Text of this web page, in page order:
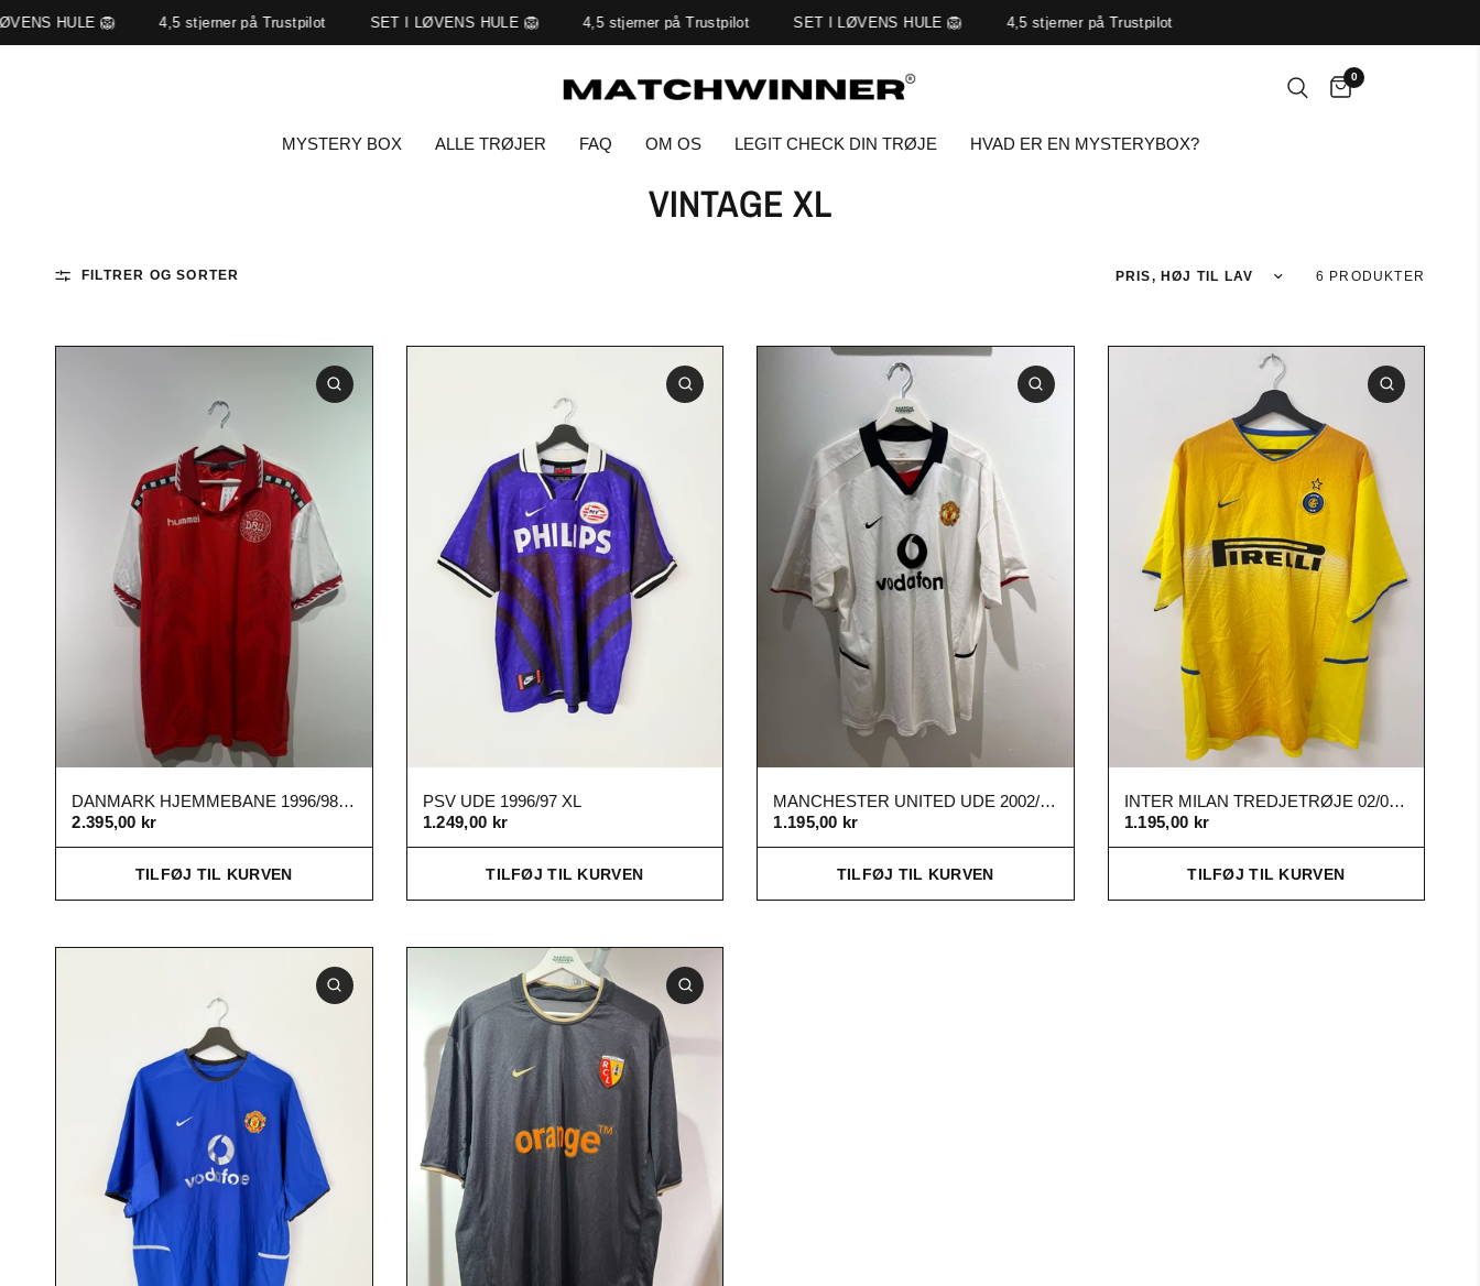
HULE 🦁 4,5 stjerner på Trustpilot SET I LØVENS HULE 🦁 4,5 stjerner på Trustpilot SET I LØVENS HULE 🦁 4,5 stjerner på Trustpilot
0
MYSTERY BOX ALLE TRØJER FAQ OM OS LEGIT CHECK DIN TRØJE HVAD ER EN MYSTERYBOX?
VINTAGE XL
FILTRER OG SORTER Sortér efter 6 PRODUKTER
DANMARK HJEMMEBANE 1996/98 XL
2.395,00 kr
TILFØJ TIL KURVEN
PSV UDE 1996/97 XL
1.249,00 kr
TILFØJ TIL KURVEN
MANCHESTER UNITED UDE 2002/04 XL
1.195,00 kr
TILFØJ TIL KURVEN
INTER MILAN TREDJETRØJE 02/03 (XL)
1.195,00 kr
TILFØJ TIL KURVEN